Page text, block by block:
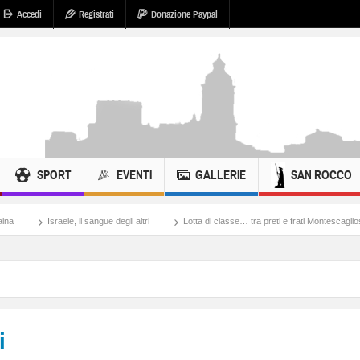
Accedi Registrati Donazione Paypal
SPORT EVENTI GALLERIE SAN ROCCO
il sangue degli altri Lotta di classe… tra preti e frati Montescaglioso